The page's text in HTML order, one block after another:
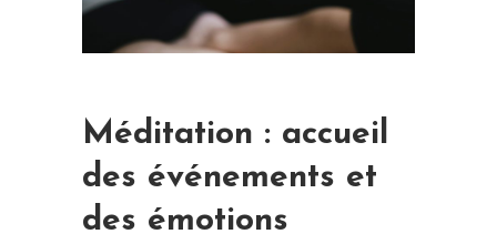
Méditation : accueil
des événements et
des émotions